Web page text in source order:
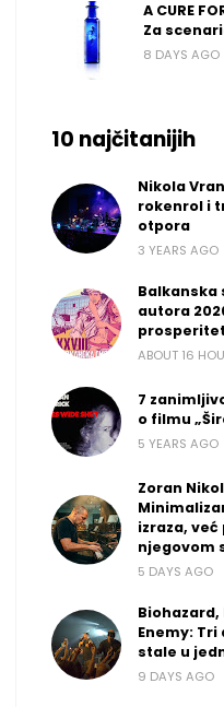
A CURE
Za
8 DAYS AGO
10 najčitanijih
Nikola
rokenrol i
otpora
3 YEARS AGO
autora
ABOUT 16
7
o filmu
5 YEARS AGO
Zoran
izraza,
njegovom
5 DAYS AGO
Biohazard,
Enemy:
stale u
9 DAYS AGO